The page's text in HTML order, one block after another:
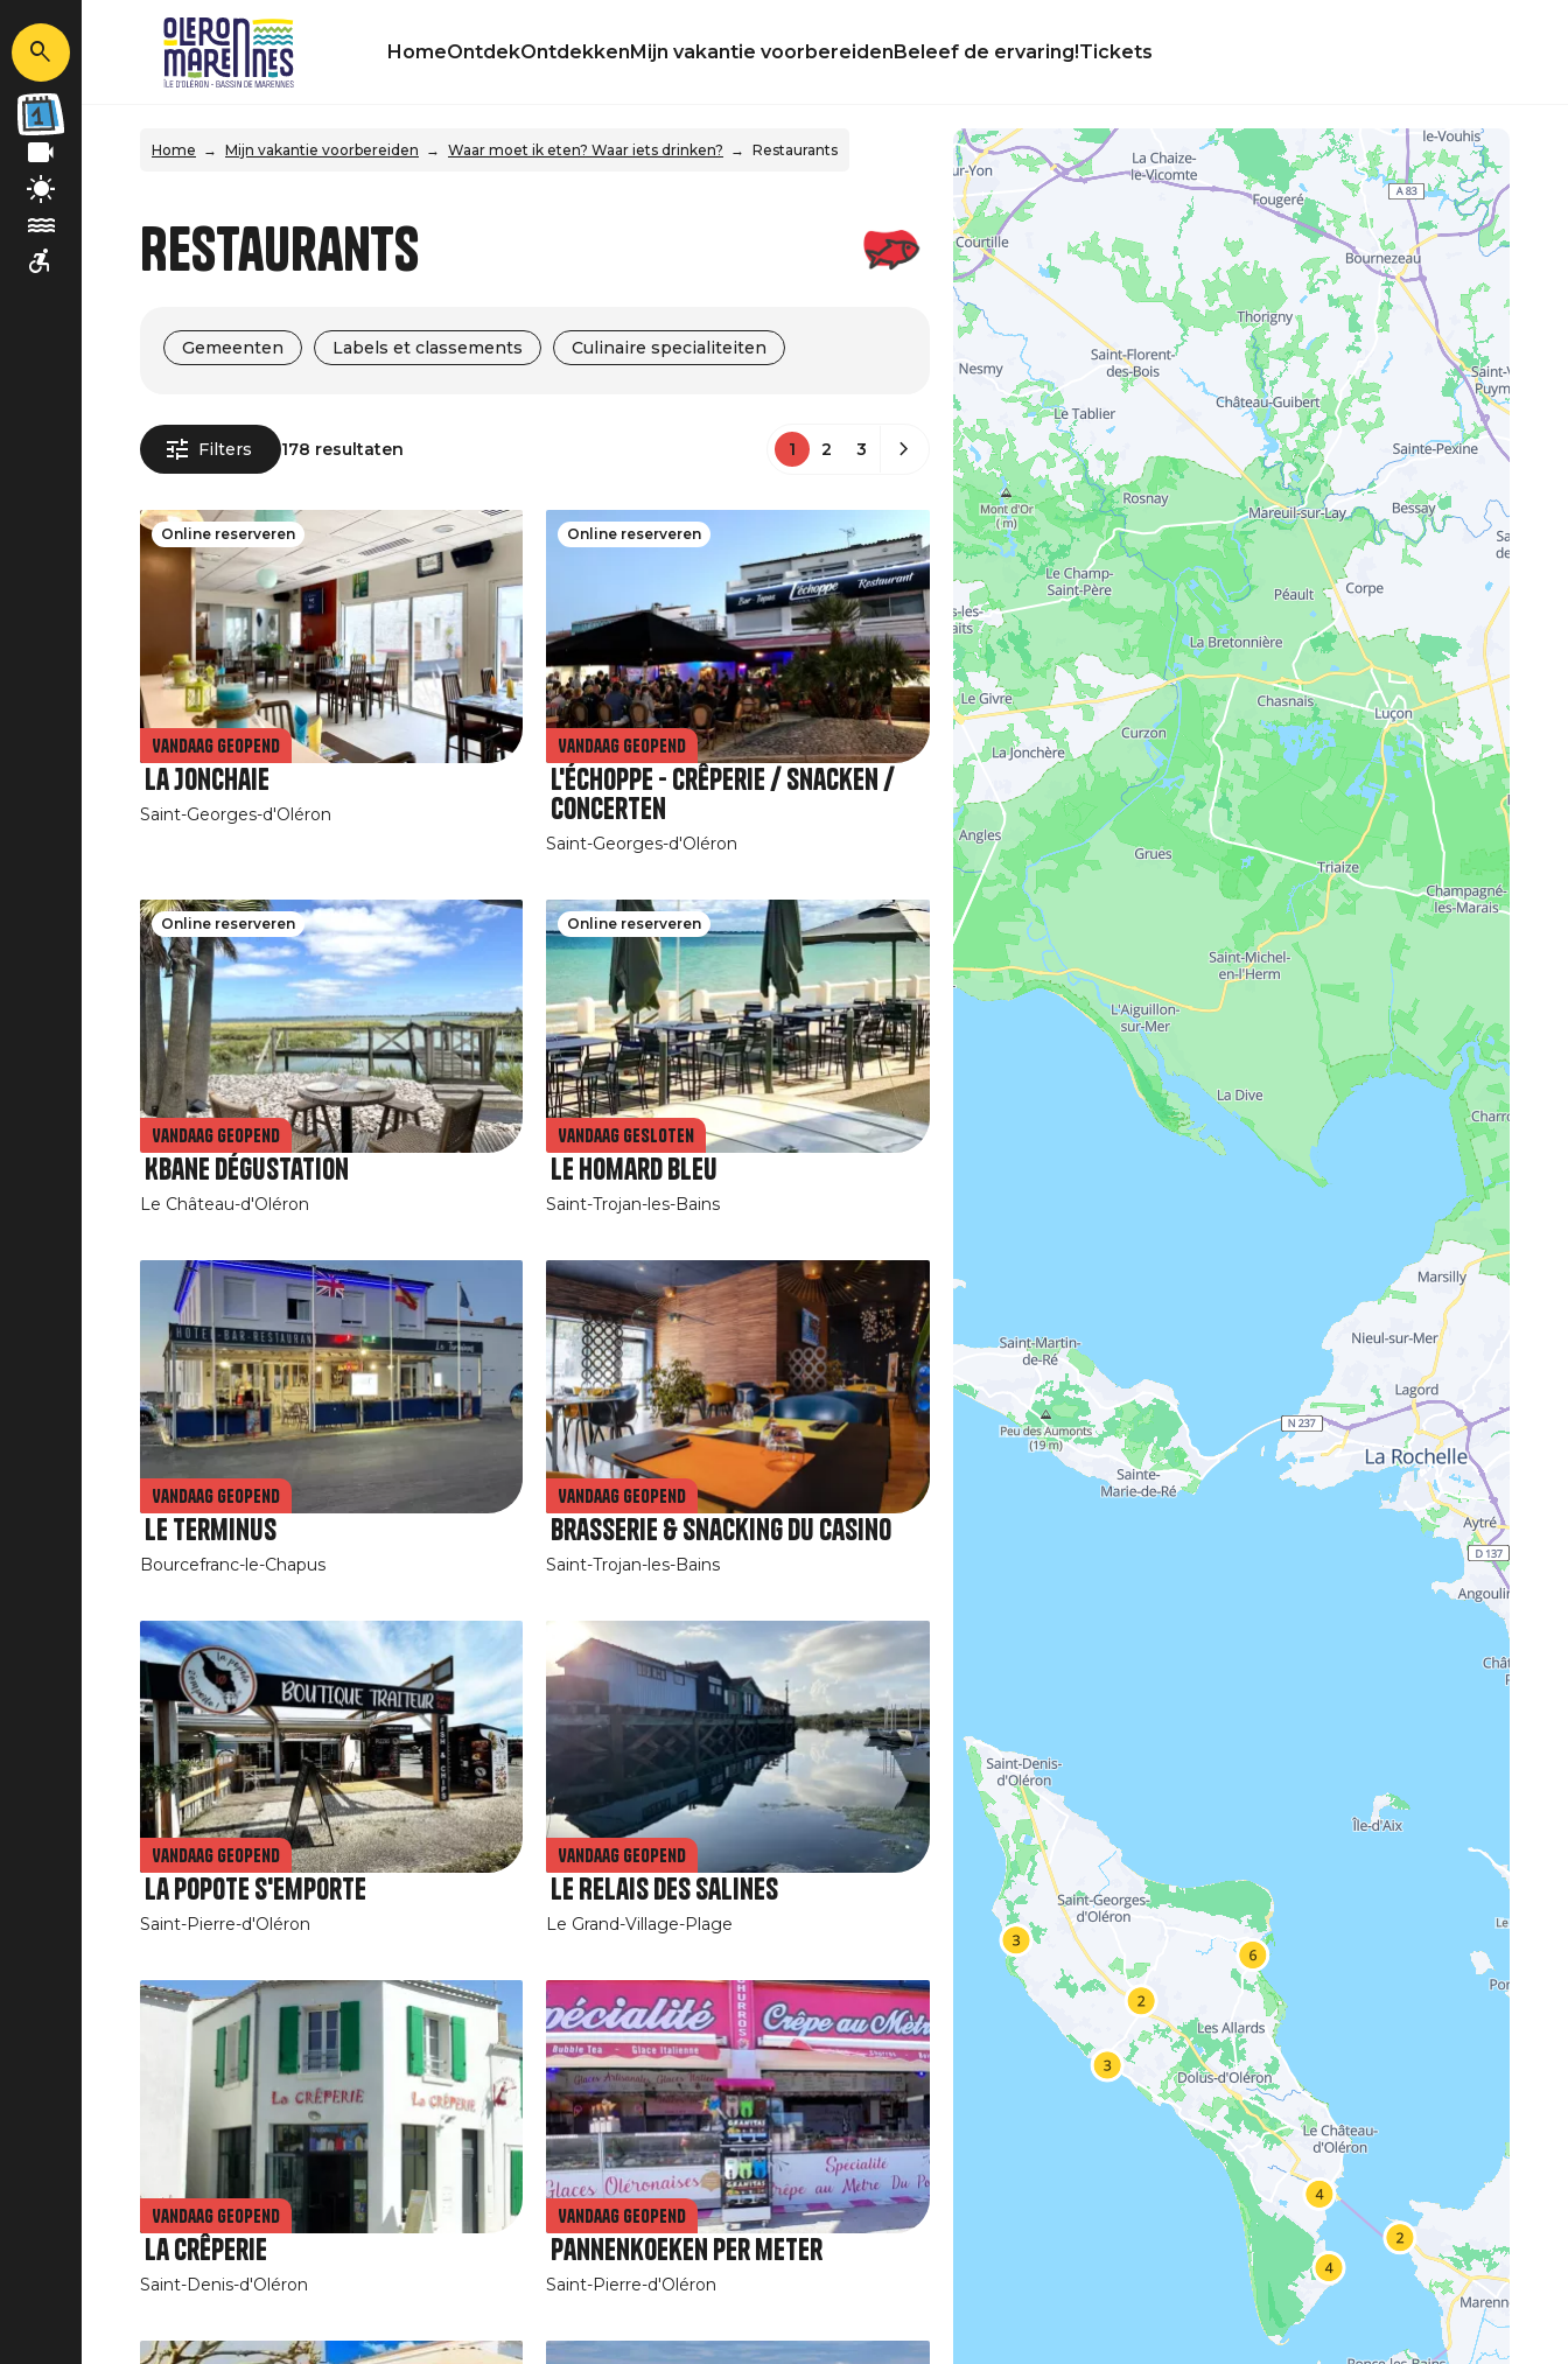
HomeOntdekOntdekkenMijn vakantie voorbereidenBeleef de ervaring!Tickets
Home Mijn vakantie voorbereiden Waar moet ik eten? Waar iets drinken? Restaurants
Restaurants
Gemeenten Labels et classements Culinaire specialiteiten
Filters 178 resultaten 1 2 3
Online reserveren
Vandaag geopend
La Jonchaie
Saint-Georges-d'Oléron
Online reserveren
Vandaag geopend
L'échoppe - Crêperie / Snacken /
Concerten
Saint-Georges-d'Oléron
Online reserveren
Vandaag geopend
Kbane dégustation
Le Château-d'Oléron
Online reserveren
Vandaag gesloten
Le Homard Bleu
Saint-Trojan-les-Bains
Vandaag geopend
Le Terminus
Bourcefranc-le-Chapus
Vandaag geopend
Brasserie & snacking du casino
Saint-Trojan-les-Bains
Vandaag geopend
La Popote s'emporte
Saint-Pierre-d'Oléron
Vandaag geopend
Le Relais des Salines
Le Grand-Village-Plage
Vandaag geopend
La Crêperie
Saint-Denis-d'Oléron
Vandaag geopend
Pannenkoeken per meter
Saint-Pierre-d'Oléron